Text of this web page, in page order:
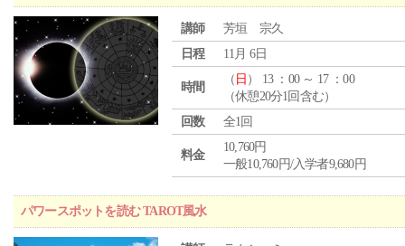
講師
芳垣 宗久
日程
11月 6日
時間
（ 日 ） 13 ：00 ～ 17 ：00
（休憩20分1回含む）
回数
全1回
料金
10,760円
一般10,760円/入学者9,680円
パワースポットを読む TAROT風水